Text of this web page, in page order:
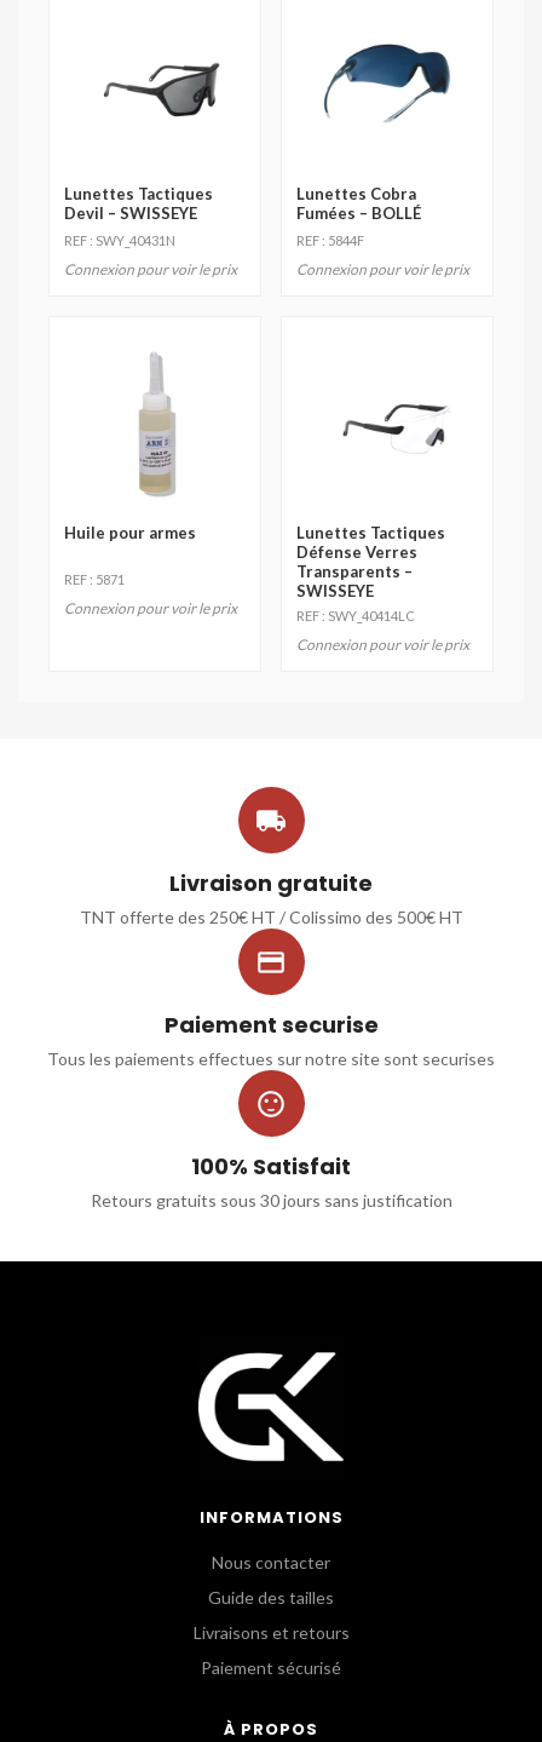
Lunettes Tactiques
Devil – SWISSEYE
REF : SWY_40431N
Connexion pour voir le prix
Lunettes Cobra
Fumées – BOLLÉ
REF : 5844F
Connexion pour voir le prix
Huile pour armes
REF : 5871
Connexion pour voir le prix
Lunettes Tactiques
Défense Verres
Transparents –
SWISSEYE
REF : SWY_40414LC
Connexion pour voir le prix

Livraison gratuite
TNT offerte des 250€ HT / Colissimo des 500€ HT

Paiement securise
Tous les paiements effectues sur notre site sont securises

100% Satisfait
Retours gratuits sous 30 jours sans justification
INFORMATIONS
Nous contacter
Guide des tailles
Livraisons et retours
Paiement sécurisé
À PROPOS